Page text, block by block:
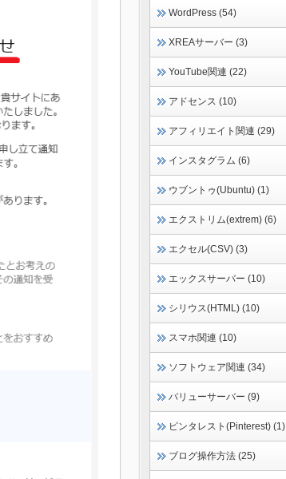
WordPress (54)
XREAサーバー (3)
YouTube関連 (22)
アドセンス (10)
アフィリエイト関連 (29)
インスタグラム (6)
ウブントゥ(Ubuntu) (1)
エクストリム(extrem) (6)
エクセル(CSV) (3)
エックスサーバー (10)
シリウス(HTML) (10)
スマホ関連 (10)
ソフトウェア関連 (34)
バリューサーバー (9)
ピンタレスト(Pinterest) (1)
ブログ操作方法 (25)